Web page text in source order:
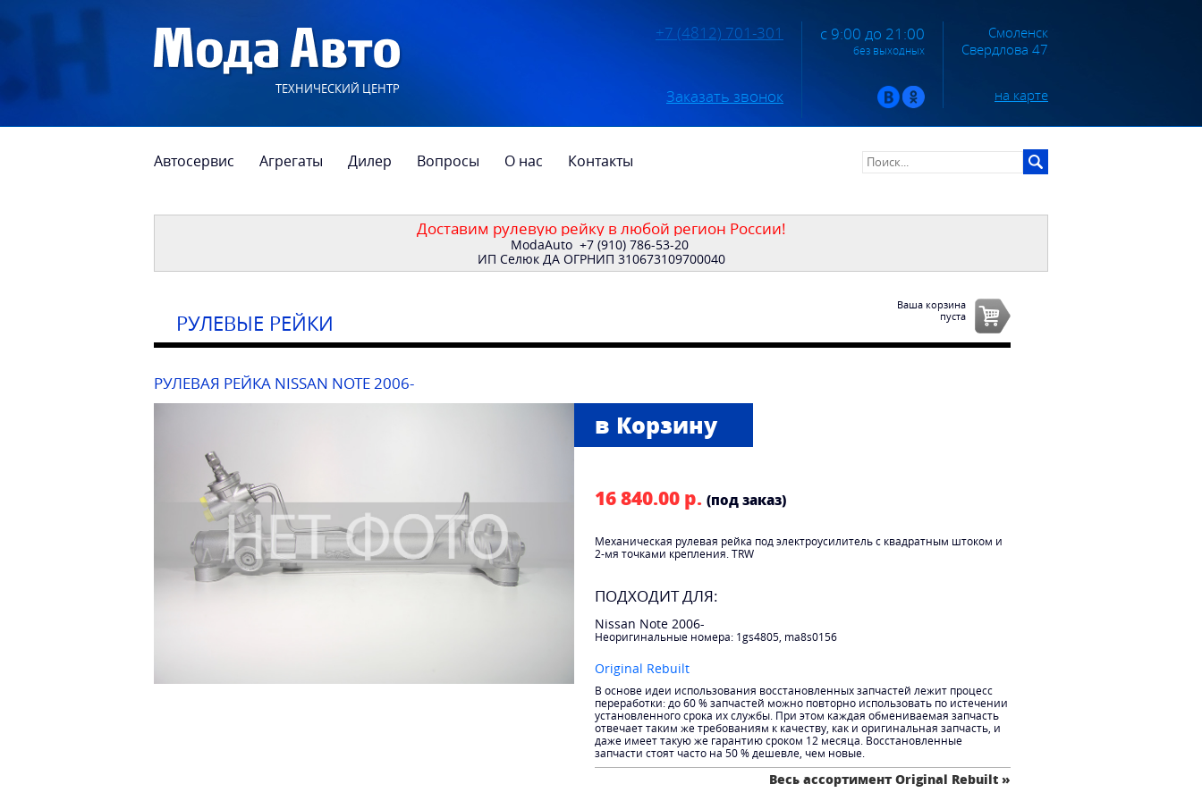
ТЕХНИЧЕСКИЙ ЦЕНТР
+7 (4812) 701-301
Заказать звонок
с 9:00 до 21:00
без выходных
Смоленск
Свердлова 47
на карте
Автосервис Агрегаты Дилер Вопросы О нас Контакты
Доставим рулевую рейку в любой регион России!
ModaAuto +7 (910) 786-53-20
ИП Селюк ДА ОГРНИП 310673109700040
РУЛЕВЫЕ РЕЙКИ
Ваша корзина
пуста
РУЛЕВАЯ РЕЙКА NISSAN NOTE 2006-
16 840.00 р. (под заказ)
Механическая рулевая рейка под электроусилитель с квадратным штоком и
2-мя точками крепления. TRW
ПОДХОДИТ ДЛЯ:
Nissan Note 2006-
Неоригинальные номера: 1gs4805, ma8s0156
Original Rebuilt
В основе идеи использования восстановленных запчастей лежит процесс
переработки: до 60 % запчастей можно повторно использовать по истечении
установленного срока их службы. При этом каждая обмениваемая запчасть
отвечает таким же требованиям к качеству, как и оригинальная запчасть, и
даже имеет такую же гарантию сроком 12 месяца. Восстановленные
запчасти стоят часто на 50 % дешевле, чем новые.
Весь ассортимент Original Rebuilt »